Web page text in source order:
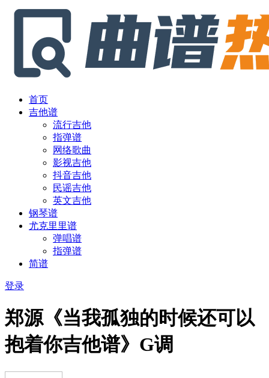
首页
吉他谱
流行吉他
指弹谱
网络歌曲
影视吉他
抖音吉他
民谣吉他
英文吉他
钢琴谱
尤克里里谱
弹唱谱
指弹谱
简谱
登录
郑源《当我孤独的时候还可以
抱着你吉他谱》G调